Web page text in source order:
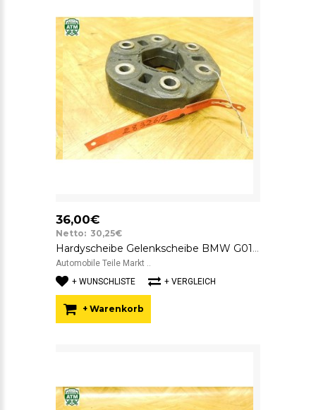
36,00€
Netto: 30,25€
Hardyscheibe Gelenkscheibe BMW G01 G02 G05 G06 G07 SGF 8832852 GAB01-063
Automobile Teile Markt ..
+ WUNSCHLISTE
+ VERGLEICH
+ Warenkorb